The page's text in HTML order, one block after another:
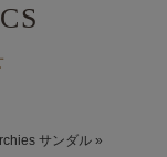
セットアップ」わた
介致します！
コクーンワンピ
、二の腕も自然にカ